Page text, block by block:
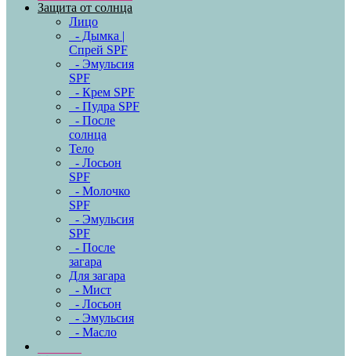
Защита от солнца
Лицо
- Дымка |
Спрей SPF
- Эмульсия
SPF
- Крем SPF
- Пудра SPF
- После
солнца
Тело
- Лосьон
SPF
- Молочко
SPF
- Эмульсия
SPF
- После
загара
Для загара
- Мист
- Лосьон
- Эмульсия
- Масло